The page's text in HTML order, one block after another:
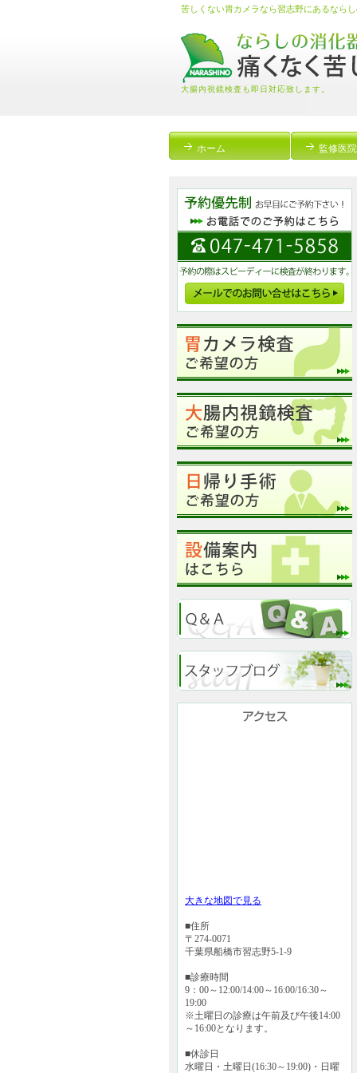
苦しくない胃カメラなら習志野にあるなら
大腸内視鏡検査も即日対応致します。
ホーム 監修医
大きな地図で見る
■住所
〒274-0071
千葉県船橋市習志野5-1-9
■診療時間
9：00～12:00/14:00～16:00/16:30～
19:00
※土曜日の診療は午前及び午後14:00
～16:00となります。
■休診日
水曜日・土曜日(16:30～19:00)・日曜